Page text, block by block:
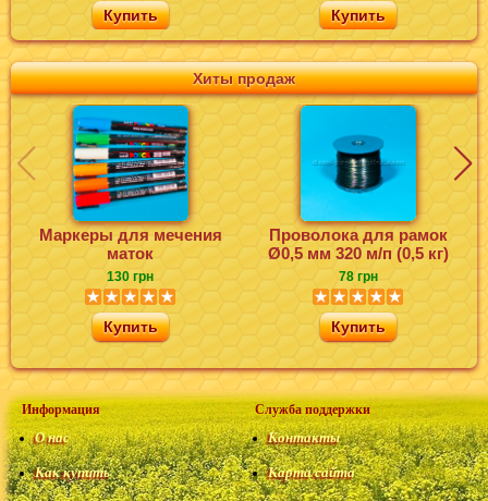
Хиты продаж
Маркеры для мечения
маток
130 грн
Купить
Проволока для рамок
Ø0,5 мм 320 м/п (0,5 кг)
78 грн
Купить
Купить Купить
Информация
О нас
Как купить
Служба поддержки
Контакты
Карта сайта